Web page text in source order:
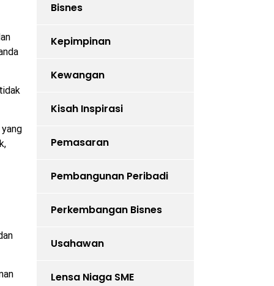
Bisnes
Kepimpinan
Kewangan
Kisah Inspirasi
Pemasaran
Pembangunan Peribadi
Perkembangan Bisnes
Usahawan
Lensa Niaga SME